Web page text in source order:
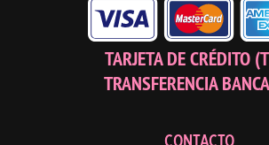
TARJETA DE CRÉDITO
TRANSFERENCIA
CONTACTO